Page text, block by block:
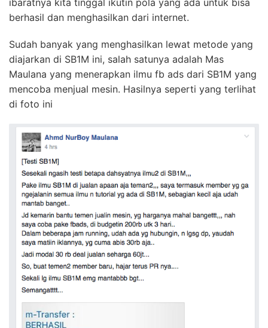
berhasil dan menghasilkan dari internet.
Sudah banyak yang menghasilkan lewat metode yang
diajarkan di SB1M ini, salah satunya adalah Mas
Maulana yang menerapkan ilmu fb ads dari SB1M yang
mencoba menjual mesin. Hasilnya seperti yang terlihat
di foto ini